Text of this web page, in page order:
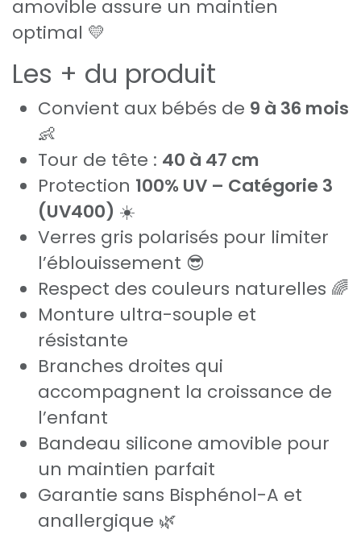
amovible assure un maintien
optimal 💛
Les + du produit
Convient aux bébés de 9 à 36 mois
👶
Tour de tête : 40 à 47 cm
Protection 100% UV – Catégorie 3
(UV400) ☀️
Verres gris polarisés pour limiter
l’éblouissement 😎
Respect des couleurs naturelles 🌈
Monture ultra-souple et
résistante
Branches droites qui
accompagnent la croissance de
l’enfant
Bandeau silicone amovible pour
un maintien parfait
Garantie sans Bisphénol-A et
anallergique 🌿